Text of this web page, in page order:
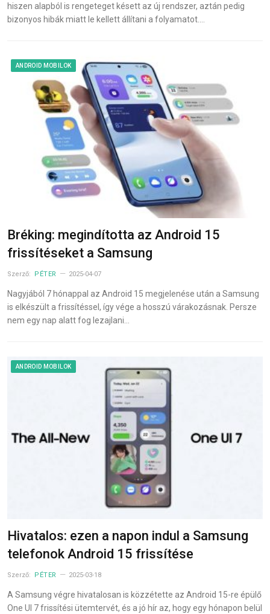
hiszen alapból is rengeteget késett az új rendszer, aztán pedig
bizonyos hibák miatt le kellett állítani a folyamatot.…
ANDROID MOBILOK
Bréking: megindította az Android 15
frissítéseket a Samsung
Szerző: PÉTER 2025-04-07
Nagyjából 7 hónappal az Android 15 megjelenése után a Samsung
is elkészült a frissítéssel, így vége a hosszú várakozásnak. Persze
nem egy nap alatt fog lezajlani…
ANDROID MOBILOK
Hivatalos: ezen a napon indul a Samsung
telefonok Android 15 frissítése
Szerző: PÉTER 2025-03-18
A Samsung végre hivatalosan is közzétette az Android 15-re épülő
One UI 7 frissítési ütemtervét, és a jó hír az, hogy egy hónapon belül